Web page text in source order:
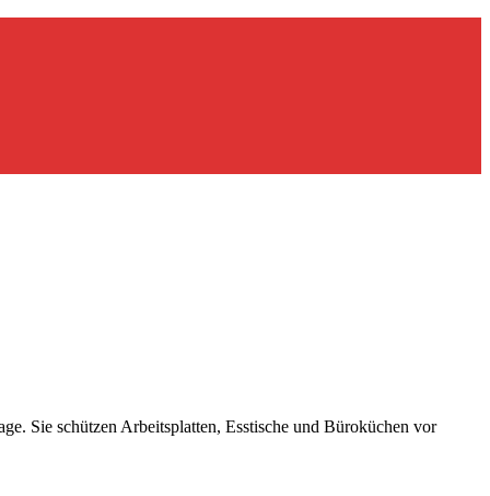
Sie schützen Arbeitsplatten, Esstische und Büroküchen vor